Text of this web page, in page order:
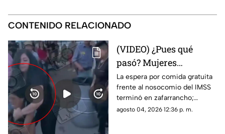
CONTENIDO RELACIONADO
(VIDEO) ¿Pues qué
pasó? Mujeres
protagonizan peculiar
riña con jalones de
cabello en fila de
burritos y desatan
La espera por comida gratuita
frente al nosocomio del IMSS
terminó en zafarrancho;
testigos tuvieron que
agosto 04, 2026 12:36 p. m.